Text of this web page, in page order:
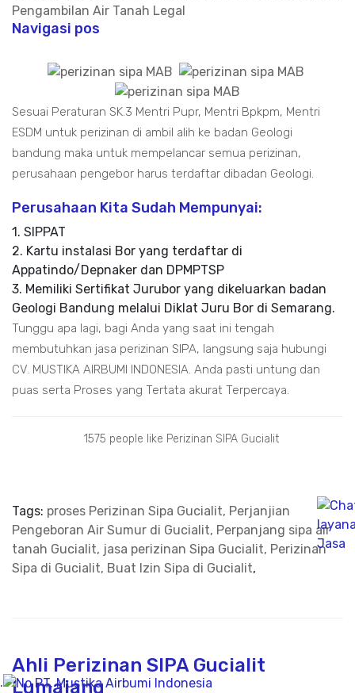
Pengambilan Air Tanah Legal
Navigasi pos
Sesuai Peraturan SK.3 Mentri Pupr, Mentri Bpkpm, Mentri
ESDM untuk perizinan di ambil alih ke badan Geologi
bandung maka untuk mempelancar semua perizinan,
perusahaan pengebor harus terdaftar dibadan Geologi.
Perusahaan Kita Sudah Mempunyai:
1. SIPPAT
2. Kartu instalasi Bor yang terdaftar di
Appatindo/Depnaker dan DPMPTSP
3. Memiliki Sertifikat Jurubor yang dikeluarkan badan
Geologi Bandung melalui Diklat Juru Bor di Semarang.
Tunggu apa lagi, bagi Anda yang saat ini tengah
membutuhkan jasa perizinan SIPA, langsung saja hubungi
CV. MUSTIKA AIRBUMI INDONESIA. Anda pasti untung dan
puas serta Proses yang Tertata akurat Terpercaya.
1575 people like Perizinan SIPA Gucialit
Tags: proses Perizinan Sipa Gucialit, Perjanjian
Pengeboran Air Sumur di Gucialit, Perpanjang sipa air
tanah Gucialit, jasa perizinan Sipa Gucialit, Perizinan
Sipa di Gucialit, Buat Izin Sipa di Gucialit,
Ahli Perizinan SIPA Gucialit
Lumajang
.